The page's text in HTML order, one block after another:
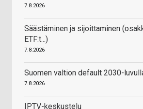
7.8.2026
Säästäminen ja sijoittaminen
ETF:t...)
7.8.2026
Suomen valtion default 2030-
7.8.2026
IPTV-keskustelu